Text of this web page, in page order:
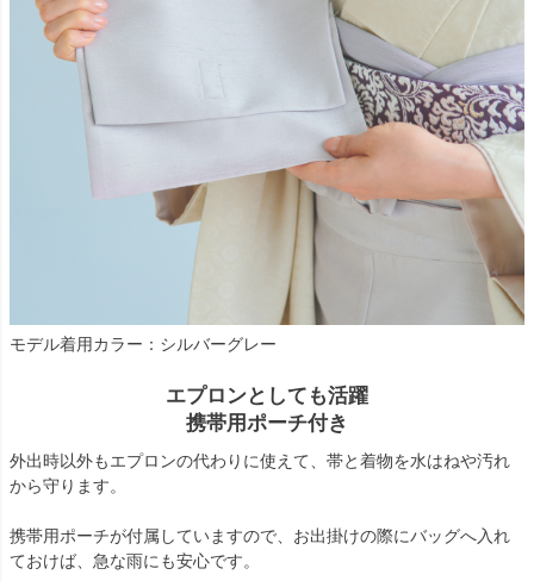
モデル着用カラー：シルバーグレー
エプロンとしても活躍
携帯用ポーチ付き
外出時以外もエプロンの代わりに使えて、帯と着物を水はねや汚れ
から守ります。
携帯用ポーチが付属していますので、お出掛けの際にバッグへ入れ
ておけば、急な雨にも安心です。